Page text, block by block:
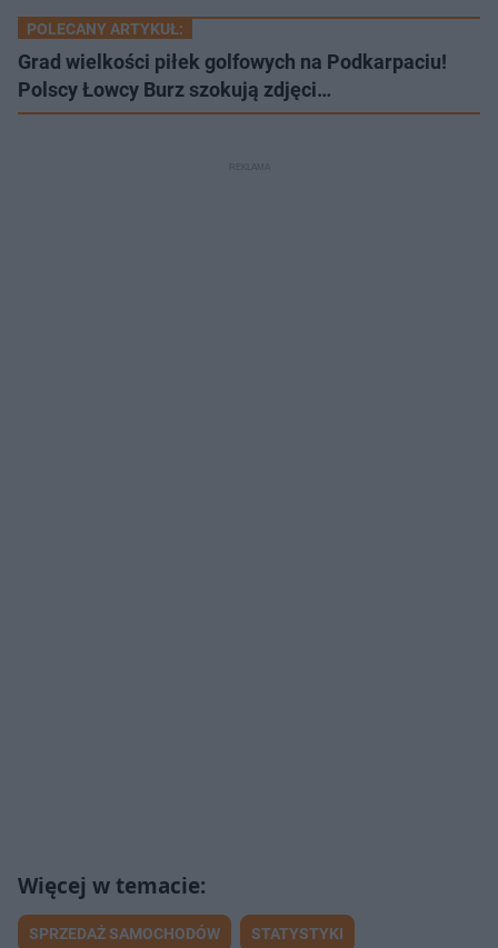
POLECANY ARTYKUŁ:
Grad wielkości piłek golfowych na Podkarpaciu!
Polscy Łowcy Burz szokują zdjęci…
SPRZEDAŻ SAMOCHODÓW STATYSTYKI